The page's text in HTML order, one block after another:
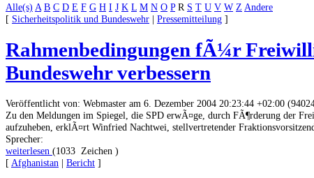
Alle(s) A B C D E F G H I J K L M N O P R S T U V W Z Andere
[ Sicherheitspolitik und Bundeswehr | Pressemitteilung ]
Rahmenbedingungen fÃ¼r
Bundeswehr verbessern
Veröffentlicht von: Webmaster am 6. Dezember 2004 20:23:44 +02:00
Zu den Meldungen im Spiegel, die SPD erwÃ¤ge, durch FÃ¶rderung der
aufzuheben, erklÃ¤rt Winfried Nachtwei, stellvertretender
Sprecher:
weiterlesen (1033 Zeichen )
[ Afghanistan | Bericht ]